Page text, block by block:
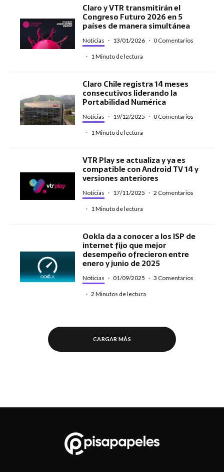
Claro y VTR transmitirán el
Congreso Futuro 2026 en 5
países de manera simultánea
Noticias · 13/01/2026 · 0 Comentarios
· 1 Minuto de lectura
Claro Chile registra 14 meses
consecutivos liderando la
Portabilidad Numérica
Noticias · 19/12/2025 · 0 Comentarios
· 1 Minuto de lectura
VTR Play se actualiza y ya es
compatible con Android TV 14 y
versiones anteriores
Noticias · 17/11/2025 · 2 Comentarios
· 1 Minuto de lectura
Ookla da a conocer a los ISP de
internet fijo que mejor
desempeño ofrecieron entre
enero y junio de 2025
Noticias · 01/09/2025 · 3 Comentarios
· 2 Minutos de lectura
CARGAR MÁS